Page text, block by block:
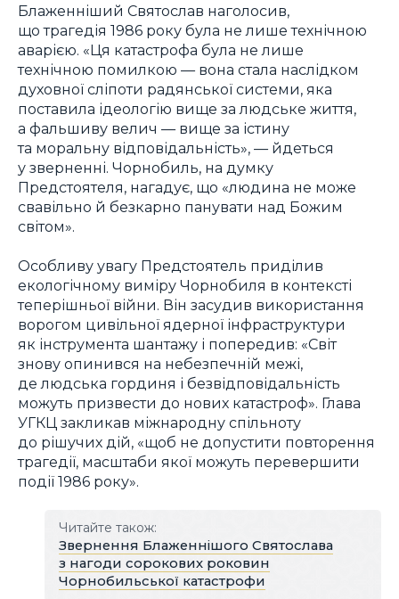
Блаженніший Святослав наголосив,
що трагедія 1986 року була не лише технічною
аварією. «Ця катастрофа була не лише
технічною помилкою — вона стала наслідком
духовної сліпоти радянської системи, яка
поставила ідеологію вище за людське життя,
а фальшиву велич — вище за істину
та моральну відповідальність», — йдеться
у зверненні. Чорнобиль, на думку
Предстоятеля, нагадує, що «людина не може
свавільно й безкарно панувати над Божим
світом».
Особливу увагу Предстоятель приділив
екологічному виміру Чорнобиля в контексті
теперішньої війни. Він засудив використання
ворогом цивільної ядерної інфраструктури
як інструмента шантажу і попередив: «Світ
знову опинився на небезпечній межі,
де людська гординя і безвідповідальність
можуть призвести до нових катастроф». Глава
УГКЦ закликав міжнародну спільноту
до рішучих дій, «щоб не допустити повторення
трагедії, масштаби якої можуть перевершити
події 1986 року».
Читайте також:
Звернення Блаженнішого Святослава
з нагоди сорокових роковин
Чорнобильської катастрофи